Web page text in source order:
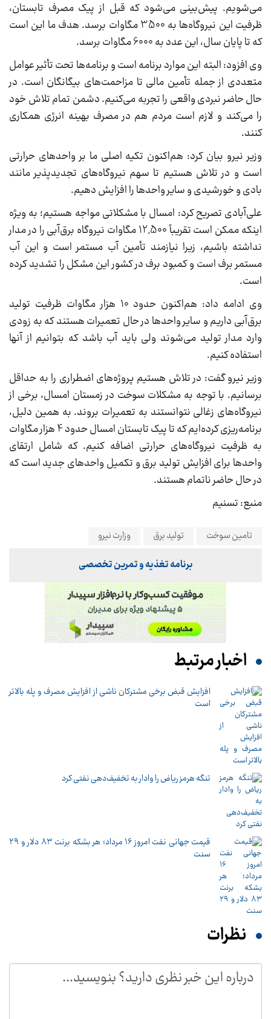
می‌شویم. پیش‌بینی می‌شود که قبل از پیک مصرف تابستان،
ظرفیت این نیروگاه‌ها به 3500 مگاوات برسد. هدف ما این است
که تا پایان سال، این عدد به 6000 مگاوات برسد.
وی افزود: البته این موارد برنامه است و برنامه‌ها تحت تأثیر عوامل
متعددی از جمله تأمین مالی تا مزاحمت‌های بیگانگان است. در
حال حاضر نبردی واقعی را تجربه می‌کنیم. دشمن تمام تلاش خود
را می‌کند و لازم است مردم هم در مصرف بهینه انرژی همکاری
کنند.
وزیر نیرو بیان کرد: هم‌اکنون تکیه اصلی ما بر واحد‌های حرارتی
است و در تلاش هستیم تا سهم نیروگاه‌های تجدیدپذیر مانند
بادی و خورشیدی و سایر واحدها را افزایش دهیم.
علی‌آبادی تصریح کرد: امسال با مشکلاتی مواجه هستیم؛ به ویژه
اینکه ممکن است تقریباً 12,500 مگاوات نیروگاه برق‌آبی را در مدار
نداشته باشیم، زیرا نیازمند تأمین آب مستمر است و این آب
مستمر برف است و کمبود برف در کشور این مشکل را تشدید کرده
است.
وی ادامه داد: هم‌اکنون حدود 10 هزار مگاوات ظرفیت تولید
برق‌آبی داریم و سایر واحد‌ها در حال تعمیرات هستند که به زودی
وارد مدار تولید می‌شوند ولی باید آب باشد که بتوانیم از آنها
استفاده کنیم.
وزیر نیرو گفت: در تلاش هستیم پروژه‌های اضطراری را به حداقل
برسانیم. با توجه به مشکلات سوخت در زمستان امسال، برخی از
نیروگاه‌های زغالی نتوانستند به تعمیرات بروند. به همین دلیل،
برنامه‌ریزی کرده‌ایم که تا پیک تابستان امسال حدود 4 هزار مگاوات
به ظرفیت نیروگاه‌های حرارتی اضافه کنیم. که شامل ارتقای
واحد‌ها برای افزایش تولید برق و تکمیل واحد‌های جدید است که
در حال حاضر ناتمام هستند.
منبع: تسنیم
تامین سوخت تولید برق وزارت نیرو
برنامه تغذیه و تمرین تخصصی
اخبار مرتبط
افزایش قبض برخی مشترکان ناشی از افزایش مصرف و پله بالاتر
است
تنگه هرمز ریاض را وادار به تخفیف‌دهی نفتی کرد
قیمت جهانی نفت امروز ۱۶ مرداد؛ هر بشکه برنت ۸۳ دلار و ۲۹
سنت
نظرات